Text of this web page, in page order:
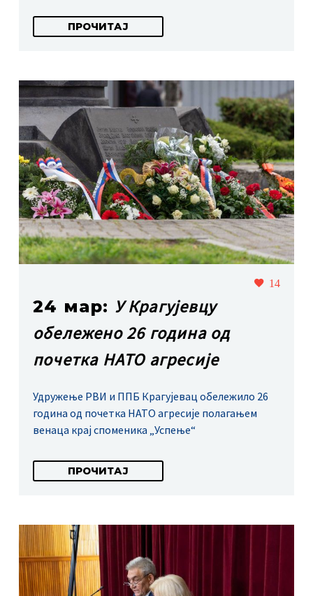
ПРОЧИТАЈ
14
24 мар: У Крагујевцу
обележено 26 година од
почетка НАТО агресије
Удружење РВИ и ППБ Крагујевац обележило 26
година од почетка НАТО агресије полагањем
венаца крај споменика „Успење“
ПРОЧИТАЈ